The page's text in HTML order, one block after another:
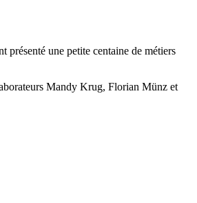
présenté une petite centaine de métiers
Mandy Krug, Florian Münz et